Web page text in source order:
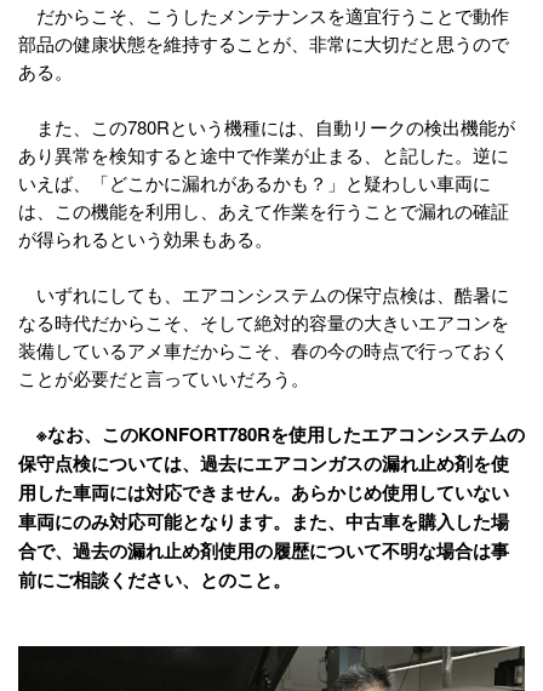
だからこそ、こうしたメンテナンスを適宜行うことで動作
部品の健康状態を維持することが、非常に大切だと思うので
ある。
また、この780Rという機種には、自動リークの検出機能が
あり異常を検知すると途中で作業が止まる、と記した。逆に
いえば、「どこかに漏れがあるかも？」と疑わしい車両に
は、この機能を利用し、あえて作業を行うことで漏れの確証
が得られるという効果もある。
いずれにしても、エアコンシステムの保守点検は、酷暑に
なる時代だからこそ、そして絶対的容量の大きいエアコンを
装備しているアメ車だからこそ、春の今の時点で行っておく
ことが必要だと言っていいだろう。
※なお、このKONFORT780Rを使用したエアコンシステムの
保守点検については、過去にエアコンガスの漏れ止め剤を使
用した車両には対応できません。あらかじめ使用していない
車両にのみ対応可能となります。また、中古車を購入した場
合で、過去の漏れ止め剤使用の履歴について不明な場合は事
前にご相談ください、とのこと。